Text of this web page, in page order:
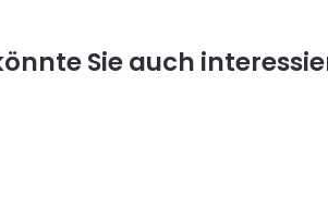
Sie auch